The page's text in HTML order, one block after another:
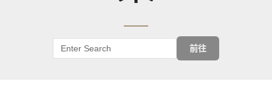
前往